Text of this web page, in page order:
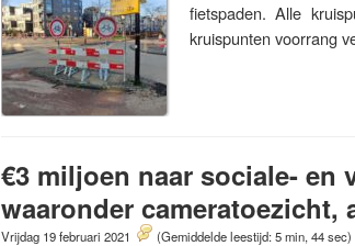
fietspaden. Alle
kruispunten voorrang
€3 miljoen naar sociale- en
waaronder cameratoezicht,
Vrijdag 19 februari 2021 (Gemiddelde leestijd: 5 min, 44 sec)